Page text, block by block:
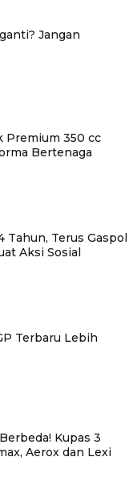
Jangan
Premium 350 cc
Bertenaga
Tahun, Terus Gaspol
Aksi Sosial
Terbaru Lebih
Kupas 3
Aerox dan Lexi